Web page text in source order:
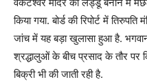
किया गया. बोर्ड की रिपोर्ट में
जांच में यह बड़ा खुलासा हुआ है.
श्रद्धालुओं के बीच प्रसाद के तौर पर
बिक्री भी की जाती रही है.